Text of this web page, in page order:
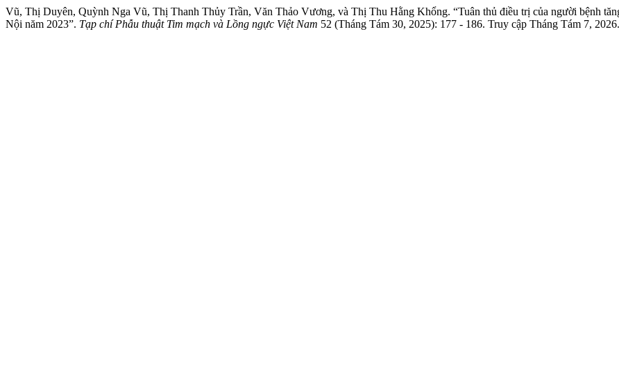
Vũ, Thị Duyên, Quỳnh Nga Vũ, Thị Thanh Thủy Trần, Văn Thảo Vương, và Thị Thu Hằng Khổng. “Tuân thủ điều trị của người bệnh
Nội năm 2023”. Tạp chí Phẫu thuật Tim mạch và Lồng ngực Việt Nam 52 (Tháng Tám 30, 2025): 177 - 186. Truy cập Tháng Tám 7,